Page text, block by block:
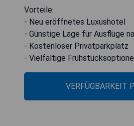
Vorteile:
- Neu eröffnetes Luxushotel
- Günstige Lage für Ausflüge
- Kostenloser Privatparkplatz
- Vielfältige
VERFÜGBARKEIT